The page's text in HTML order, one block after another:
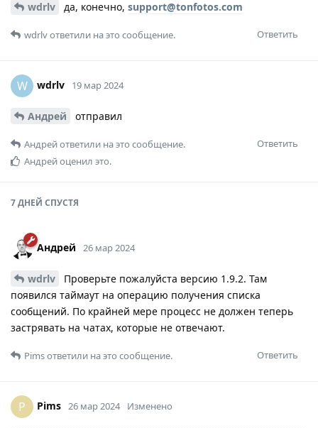
wdrlv да, конечно, support@tonfotos.com
Ответить
wdrlvответили на это сообщение.
W wdrlv 19 мар 2024
Андрей отправил
Ответить
Андрейответили на это сообщение.
Андрейоценил это.
7 ДНЕЙ СПУСТЯ
Андрей 26 мар 2024
wdrlv
Проверьте пожалуйста версию 1.9.2. Там
появился таймаут на операцию получения списка
сообщений. По крайней мере процесс не должен теперь
застрявать на чатах, которые не отвечают.
Ответить
Pimsответили на это сообщение.
P Pims 26 мар 2024 Изменено